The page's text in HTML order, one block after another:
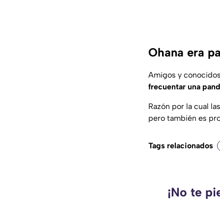
Ohana era
Amigos y
frecuentar una
Razón por la cual
pero también es
Tags relacionados
¡No te